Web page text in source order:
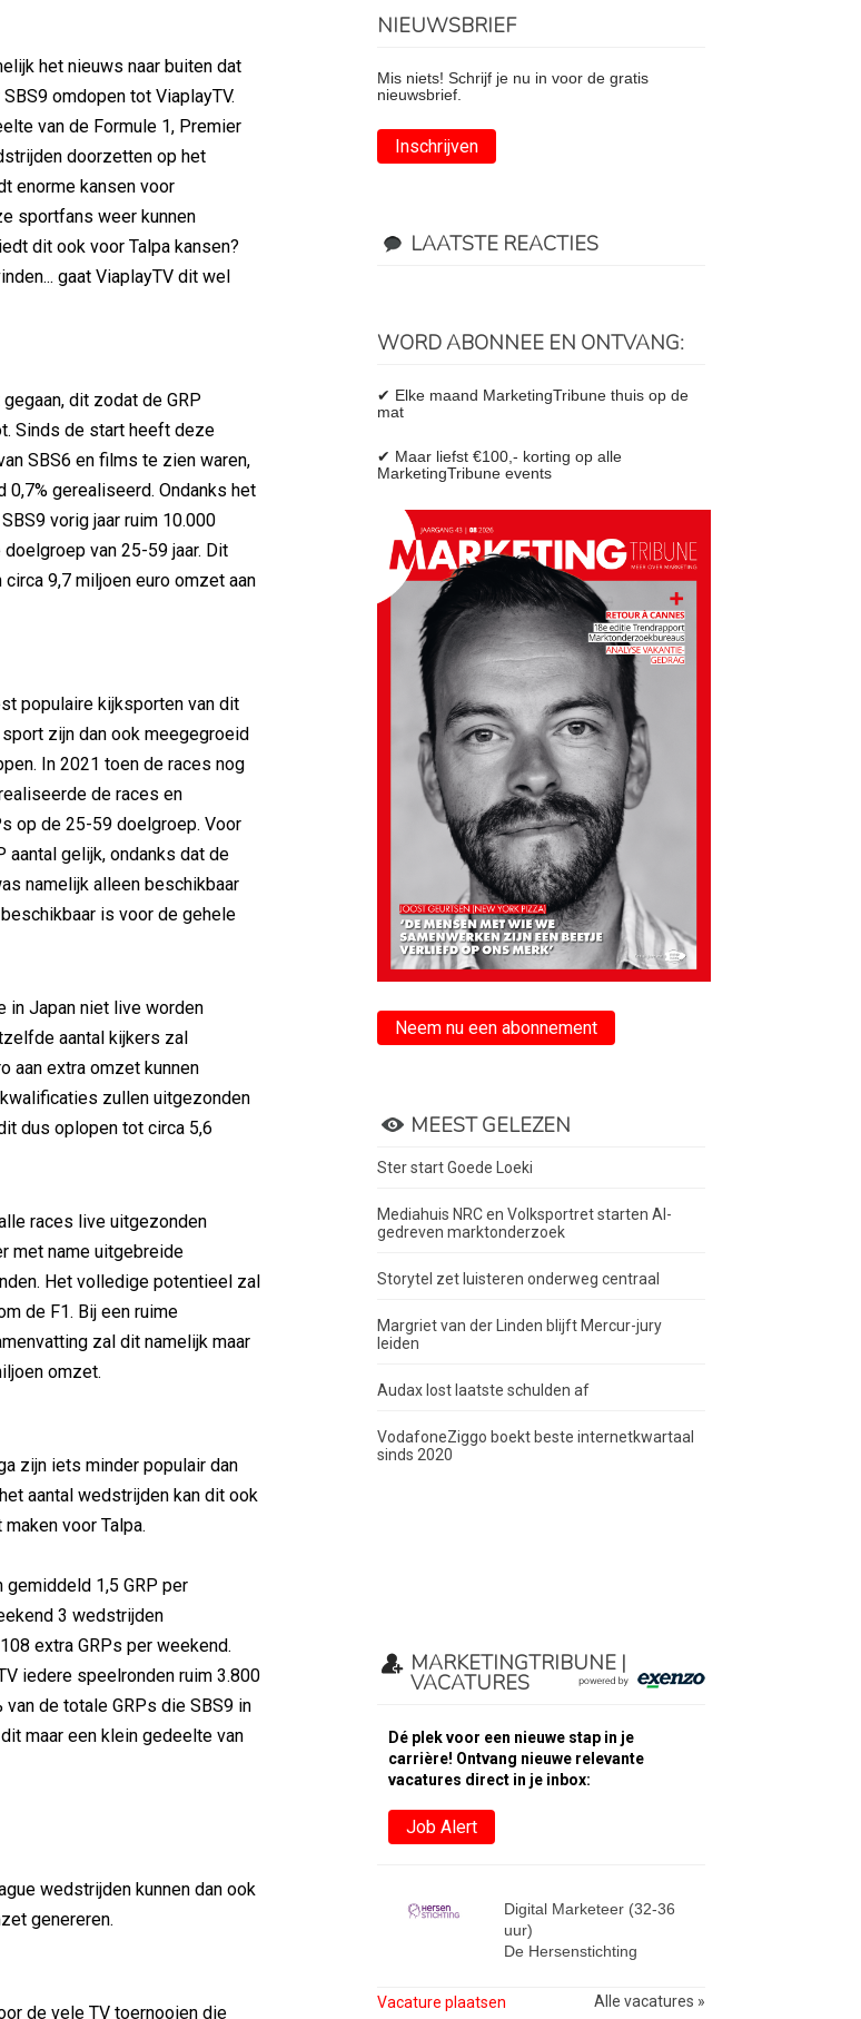
het nieuws naar buiten dat
omdopen tot ViaplayTV.
van de Formule 1, Premier
doorzetten op het
enorme kansen voor
sportfans weer kunnen
dit ook voor Talpa kansen?
gaat ViaplayTV dit wel
dit zodat de GRP
Sinds de start heeft deze
SBS6 en films te zien waren,
0,7% gerealiseerd. Ondanks het
vorig jaar ruim 10.000
van 25-59 jaar. Dit
9,7 miljoen euro omzet aan
populaire kijksporten van dit
zijn dan ook meegegroeid
In 2021 toen de races nog
de races en
op de 25-59 doelgroep. Voor
aantal gelijk, ondanks dat de
namelijk alleen beschikbaar
is voor de gehele
in Japan niet live worden
aantal kijkers zal
aan extra omzet kunnen
zullen uitgezonden
dus oplopen tot circa 5,6
races live uitgezonden
met name uitgebreide
Het volledige potentieel zal
de F1. Bij een ruime
zal dit namelijk maar
omzet.
zijn iets minder populair dan
aantal wedstrijden kan dit ook
voor Talpa.
1,5 GRP per
3 wedstrijden
extra GRPs per weekend.
iedere speelronden ruim 3.800
de totale GRPs die SBS9 in
maar een klein gedeelte van
wedstrijden kunnen dan ook
genereren.
de vele TV toernooien die
NIEUWSBRIEF
Mis niets! Schrijf je nu in voor de gratis
nieuwsbrief.
Inschrijven
LAATSTE REACTIES
WORD ABONNEE EN ONTVANG:
✔ Elke maand MarketingTribune thuis op de
mat
✔ Maar liefst €100,- korting op alle
MarketingTribune events
Neem nu een abonnement
MEEST GELEZEN
Ster start Goede Loeki
Mediahuis NRC en Volksportret starten AI-
gedreven marktonderzoek
Storytel zet luisteren onderweg centraal
Margriet van der Linden blijft Mercur-jury
leiden
Audax lost laatste schulden af
VodafoneZiggo boekt beste internetkwartaal
sinds 2020
MARKETINGTRIBUNE |
VACATURES
Dé plek voor een nieuwe stap in je
carrière! Ontvang nieuwe relevante
vacatures direct in je inbox:
Job Alert
Digital Marketeer (32-36
uur)
De Hersenstichting
Vacature plaatsen Alle vacatures »